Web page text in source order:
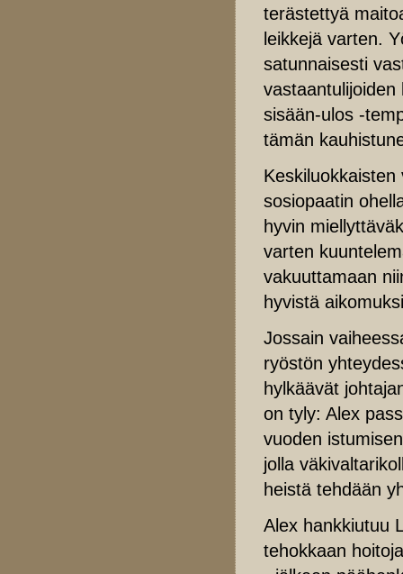
terästettyä
leikkejä varten.
satunnaisesti
sisään-ulos -
tämän
sosiopaatin
hyvin
varten
vakuuttamaan
hyvistä
Jossain
ryöstön
hylkäävät
on tyly: Alex
vuoden
jolla
heistä tehdään
Alex hankkiutuu
tehokkaan